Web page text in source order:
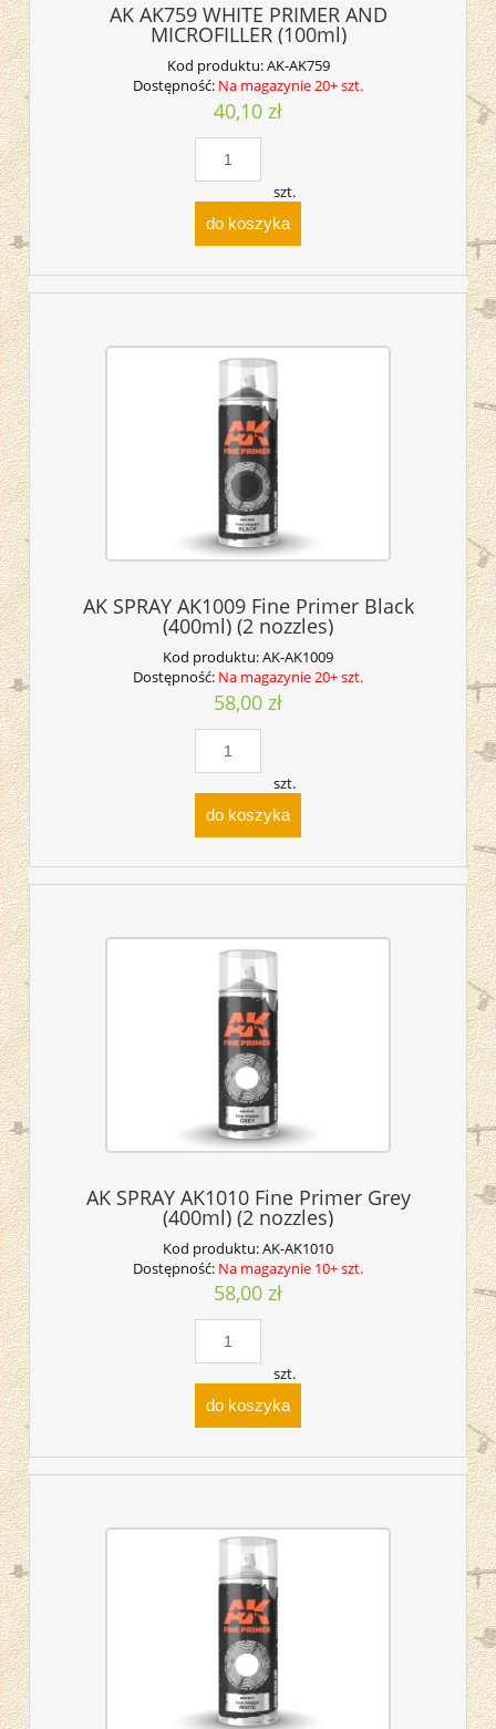
AK AK759 WHITE PRIMER AND
MICROFILLER (100ml)
Kod produktu:AK-AK759
Dostępność: Na magazynie 20+ szt.
40,10 zł
szt.
do koszyka
AK SPRAY AK1009 Fine Primer Black
(400ml) (2 nozzles)
Kod produktu:AK-AK1009
Dostępność: Na magazynie 20+ szt.
58,00 zł
szt.
do koszyka
AK SPRAY AK1010 Fine Primer Grey
(400ml) (2 nozzles)
Kod produktu:AK-AK1010
Dostępność: Na magazynie 10+ szt.
58,00 zł
szt.
do koszyka